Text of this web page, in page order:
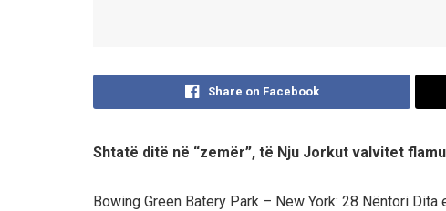
Share on Facebook
Shtatë ditë në “zemër”, të Nju Jorkut valvitet
Bowing Green Batery Park – New York: 28 Nëntori